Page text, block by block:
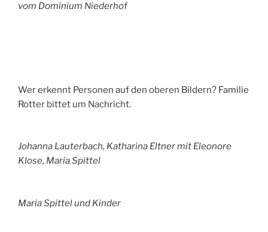
vom Dominium Niederhof
Wer erkennt Personen auf den oberen Bildern? Familie
Rotter bittet um Nachricht.
Johanna Lauterbach, Katharina Eltner mit Eleonore
Klose, Maria Spittel
Maria Spittel und Kinder